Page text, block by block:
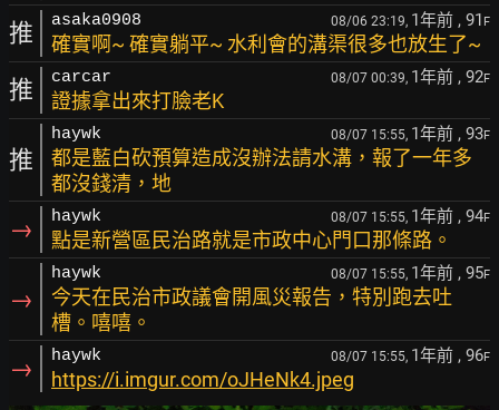
推 asaka0908 08/06 23:19, 1年前 , 91 F
確實啊~ 確實躺平~ 水利會的溝渠很多也放生了~
推 carcar 08/07 00:39, 1年前 , 92F
證據拿出來打臉老K
推
haywk 08/07 15:55, 1年前 , 93F
都是藍白砍預算造成沒辦法請水溝，報了一年多
都沒錢清，地
→ haywk 08/07 15:55, 1年前 , 94F
點是新營區民治路就是市政中心門口那條路。
→
haywk 08/07 15:55, 1年前 , 95F
今天在民治市政議會開風災報告，特別跑去吐
槽。嘻嘻。
→ haywk 08/07 15:55, 1年前 , 96F
https://i.imgur.com/oJHeNk4.jpeg